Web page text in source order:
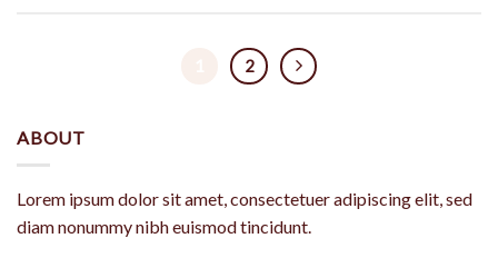
2
ABOUT
Lorem ipsum dolor sit amet, consectetuer adipiscing elit, sed
diam nonummy nibh euismod tincidunt.